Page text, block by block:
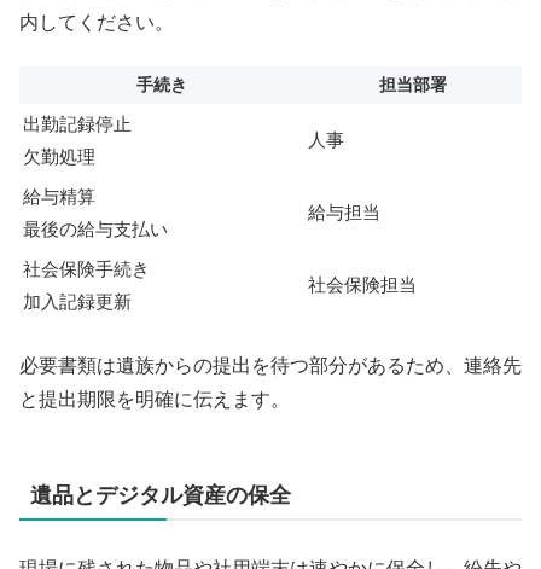
内してください。
手続き 担当部署
出勤記録停止
欠勤処理
人事
給与精算
最後の給与支払い
給与担当
社会保険手続き
加入記録更新
社会保険担当
必要書類は遺族からの提出を待つ部分があるため、連絡先
と提出期限を明確に伝えます。
遺品とデジタル資産の保全